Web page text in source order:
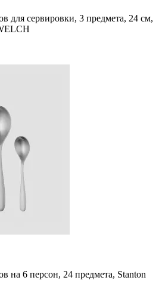
для сервировки, 3 предмета, 24 см,
на 6 персон, 24 предмета, Stanton